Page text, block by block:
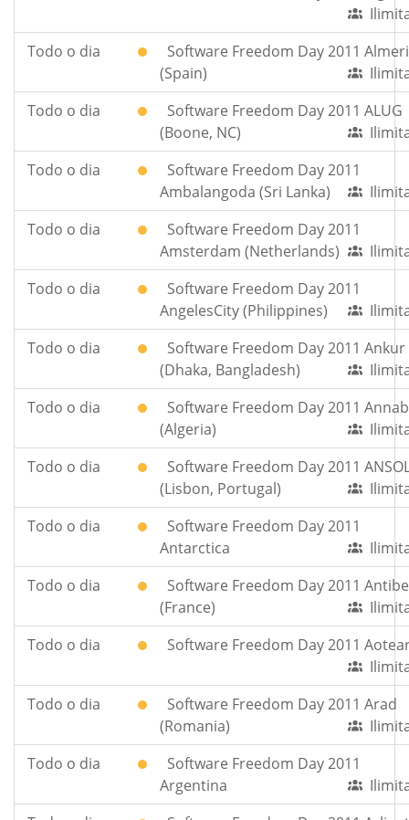
Todo o dia
Software Freedom Day 2011
(Spain)
Todo o dia
Software Freedom Day 2011 ALUG
(Boone, NC)
Todo o dia
Software Freedom Day 2011
Ambalangoda (Sri Lanka)
Todo o dia
Software Freedom Day 2011
Amsterdam (Netherlands)
Todo o dia
Software Freedom Day 2011
AngelesCity (Philippines)
Todo o dia
Software Freedom Day 2011 Ankur
(Dhaka, Bangladesh)
Todo o dia
Software Freedom Day 2011
(Algeria)
Todo o dia
Software Freedom Day 2011
(Lisbon, Portugal)
Todo o dia
Software Freedom Day 2011
Antarctica
Todo o dia
Software Freedom Day 2011
(France)
Todo o dia
Software Freedom Day 2011
Todo o dia
Software Freedom Day 2011 Arad
(Romania)
Todo o dia
Software Freedom Day 2011
Argentina